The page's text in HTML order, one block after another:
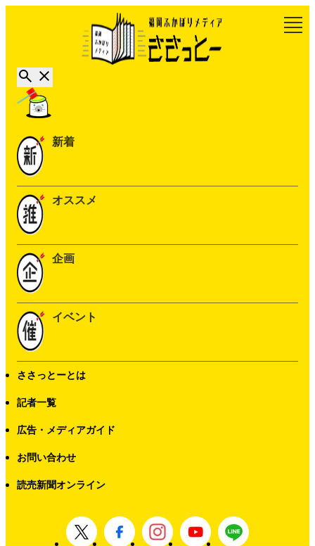
新着
オススメ
企画
イベント
ささっとーとは
記者一覧
広告・メディアガイド
お問い合わせ
読売新聞オンライン